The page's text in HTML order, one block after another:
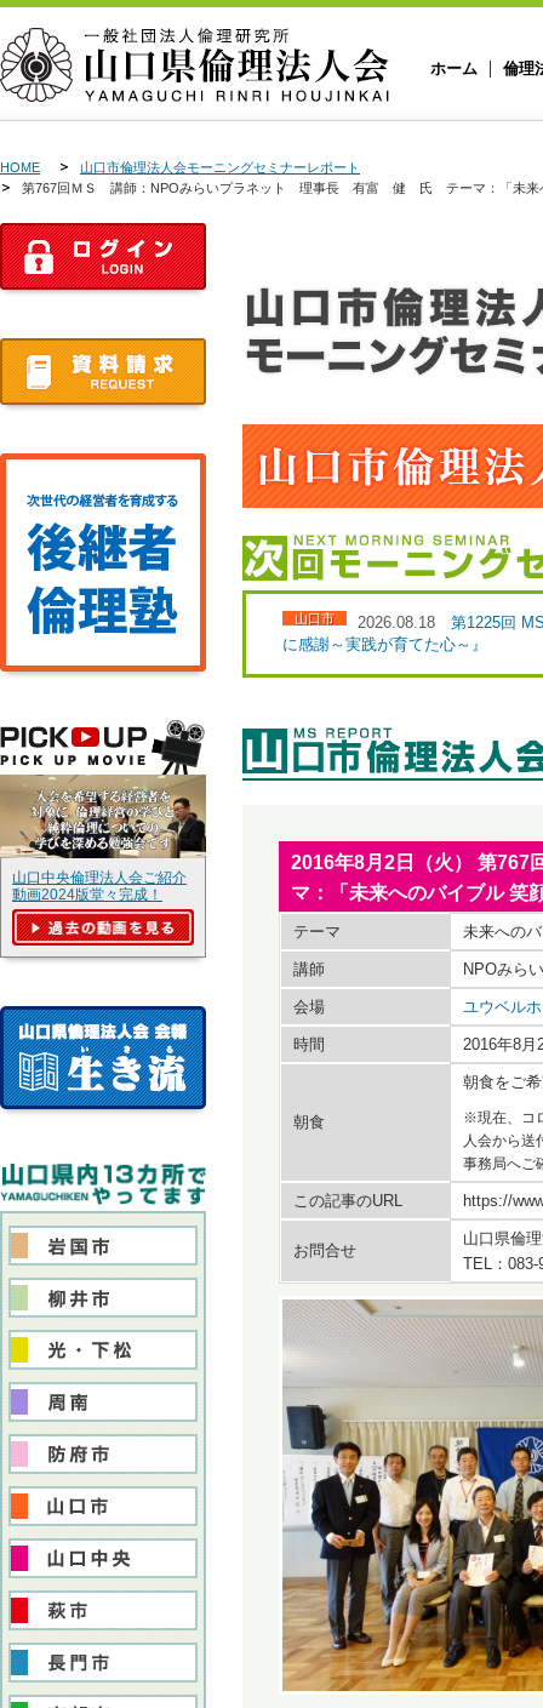
ホーム 倫理
HOME
山口市倫理法人会モーニングセミナーレポート
第767回ＭＳ 講師：NPOみらいプラネット 理事長 有富 健 氏 テーマ：「未来へ
山口市 2026.08.18
第1225回
に感謝～実践が育てた心～』
2016年8月2日（火） 第
マ：「未来へのバイブル 笑
テーマ 未来への
講師 NPOみ
会場 ユウベル
時間 2016年8
朝食
朝食をご
※現在、コ
人会から送
事務局へご
この記事のURL https://
お問合せ
山口県倫
TEL：
山口中央倫理法人会ご紹介
動画2024版堂々完成！